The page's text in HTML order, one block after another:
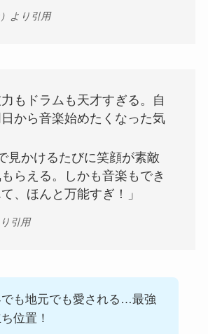
より引用
力もドラムも天才すぎる。自
から音楽始めたくなった気
見かけるたびに笑顔が素敵
らえる。しかも音楽もでき
、ほんと万能すぎ！」
引用
も地元でも愛される…最強
位置！